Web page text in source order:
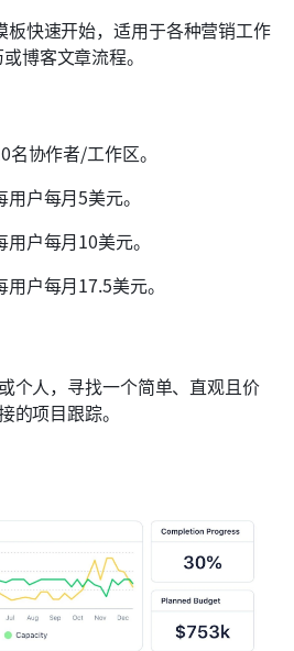
板快速开始，适用于各种营销工作
博客文章流程。
名协作者/工作区。
户每月5美元。
户每月10美元。
户每月17.5美元。
个人，寻找一个简单、直观且价
的项目跟踪。